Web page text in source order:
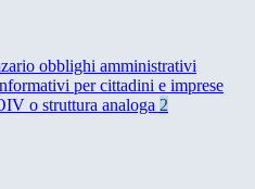
obblighi amministrativi
per cittadini e imprese
o struttura analoga 2